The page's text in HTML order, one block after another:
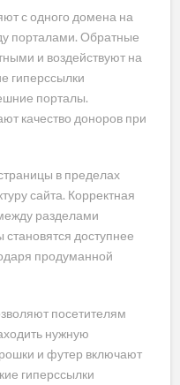
с одного домена на
порталами. Обратные
и воздействуют на
гиперссылки
порталы.
качество доноров при
в пределах
сайта. Корректная
разделами
доступнее
продуманной
посетителям
нужную
и футер включают
гиперссылки